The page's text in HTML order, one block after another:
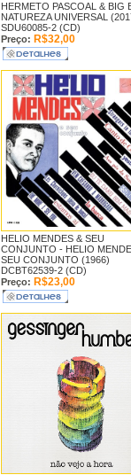
HERMETO PASCOAL & BIG
NATUREZA UNIVERSAL
SDU60085-2 (CD)
Preço: R$32,00
HELIO MENDES & SEU
CONJUNTO - HELIO
SEU CONJUNTO (1966)
DCBT62539-2 (CD)
Preço: R$23,00